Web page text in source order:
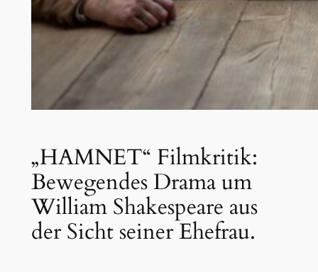
„HAMNET“ Filmkritik:
Bewegendes Drama um
William Shakespeare aus
der Sicht seiner Ehefrau.